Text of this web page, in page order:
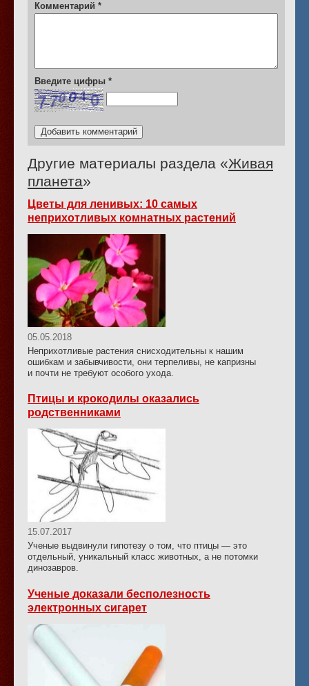
Комментарий *
Введите цифры *
Другие материалы раздела «Живая
планета»
Цветы для ленивых: 10 самых
неприхотливых комнатных растений
05.05.2018
Неприхотливые растения снисходительны к нашим
ошибкам и забывчивости, они терпеливы, не капризны
и почти не требуют особого ухода.
Птицы и крокодилы оказались
родственниками
15.07.2017
Ученые выдвинули гипотезу о том, что птицы — это
отдельный, уникальный класс животных, а не потомки
динозавров.
Ученые доказали бесполезность
электронных сигарет